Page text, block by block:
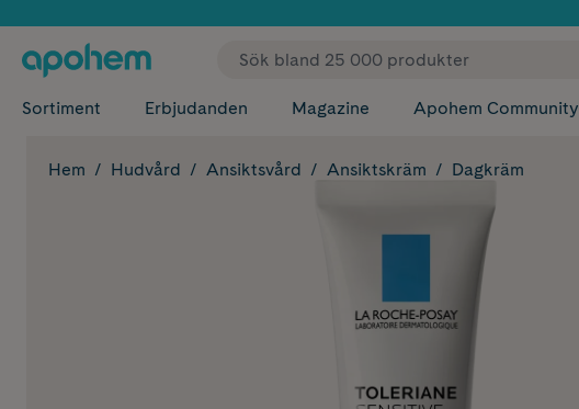
✓ Fri frakt
Sortiment Erbjudanden Magazine Apohem Community
Hem Hudvård Ansiktsvård Ansiktskräm Dagkräm